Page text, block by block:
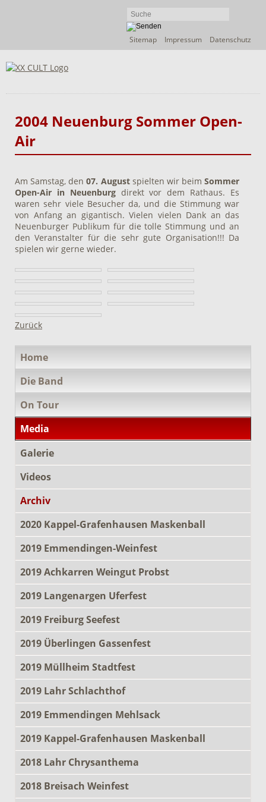
Navigation
Sitemap Impressum Datenschutz
2004 Neuenburg Sommer Open-
Air
Am Samstag, den07. Augustspielten wir beim Sommer
Open-Air in Neuenburgdirekt vor dem Rathaus. Es
waren sehr viele Besucher da, und die Stimmung war
von Anfang an gigantisch. Vielen vielen Dank an das
Neuenburger Publikum für die tolle Stimmung und an
den Veranstalter für die sehr gute Organisation!!! Da
spielen wir gerne wieder.
Zurück
überspringen
Home
Die Band
On Tour
Media
Galerie
Videos
Archiv
2020 Kappel-Grafenhausen Maskenball
2019 Emmendingen-Weinfest
2019 Achkarren Weingut Probst
2019 Langenargen Uferfest
2019 Freiburg Seefest
2019 Überlingen Gassenfest
2019 Müllheim Stadtfest
2019 Lahr Schlachthof
2019 Emmendingen Mehlsack
2019 Kappel-Grafenhausen Maskenball
2018 Lahr Chrysanthema
2018 Breisach Weinfest